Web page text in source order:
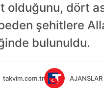
olduğunu, dört
şehitlere
bulunuldu.
takvim.com.tr AJANSLAR